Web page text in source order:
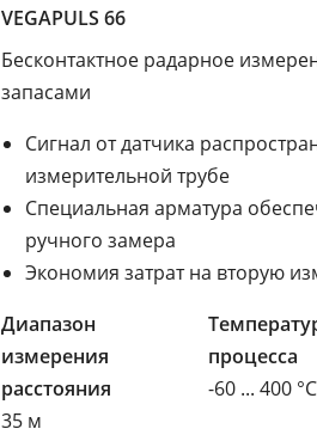
VEGAPULS 66
Бесконтактное радарное
запасами
Сигнал от датчика
измерительной трубе
Специальная арматура
ручного замера
Экономия затрат на вторую
Диапазон
измерения
расстояния
35 м
процесса
-60 ... 400 °C